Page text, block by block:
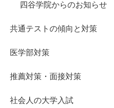
四谷学院からのお知らせ
共通テストの傾向と対策
医学部対策
推薦対策・面接対策
社会人の大学入試